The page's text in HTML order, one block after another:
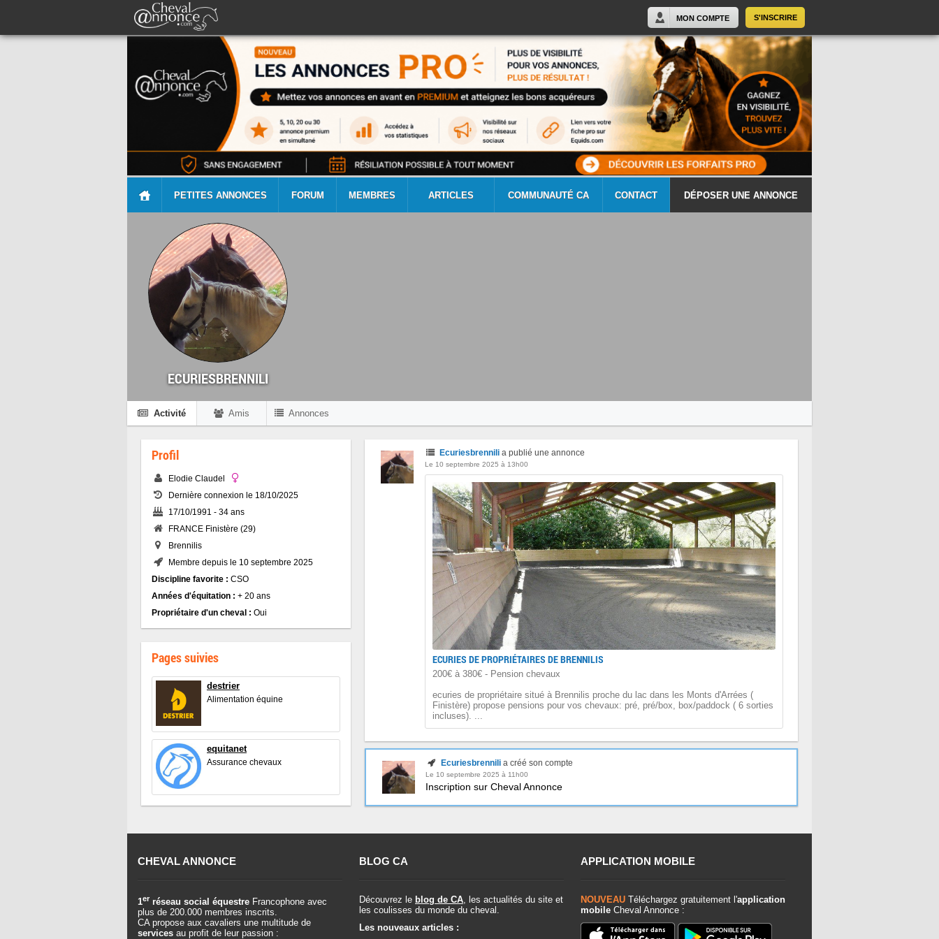
S'INSCRIRE
MON COMPTE
PETITES ANNONCES FORUM MEMBRES ARTICLES COMMUNAUTÉ CA CONTACT DÉPOSER UNE ANNONCE
ECURIESBRENNILI
Activité Amis Annonces
Profil
Elodie Claudel
Dernière connexion le 18/10/2025
17/10/1991 - 34 ans
FRANCE Finistère (29)
Brennilis
Membre depuis le 10 septembre 2025
Discipline favorite : CSO
Années d'équitation : + 20 ans
Propriétaire d'un cheval : Oui
Pages suivies
destrier
Alimentation équine
equitanet
Assurance chevaux
Ecuriesbrennili a publié une annonce
Le 10 septembre 2025 à 13h00
ECURIES DE PROPRIÉTAIRES DE BRENNILIS
200€ à 380€ - Pension chevaux
ecuries de propriétaire situé à Brennilis proche du lac dans les Monts d'Arrées (
Finistère) propose pensions pour vos chevaux: pré, pré/box, box/paddock ( 6 sorties
incluses). ...
Ecuriesbrennilia créé son compte
Le 10 septembre 2025 à 11h00
Inscription sur Cheval Annonce
CHEVAL ANNONCE
1er réseau social équestre Francophone avec
plus de 200.000 membres inscrits.
CA propose aux cavaliers une multitude de
services au profit de leur passion :
BLOG CA
Découvrez le blog de CA , les actualités du site et
les coulisses du monde du cheval.
Les nouveaux articles :
APPLICATION MOBILE
NOUVEAU Téléchargez gratuitement l'application
mobile Cheval Annonce :